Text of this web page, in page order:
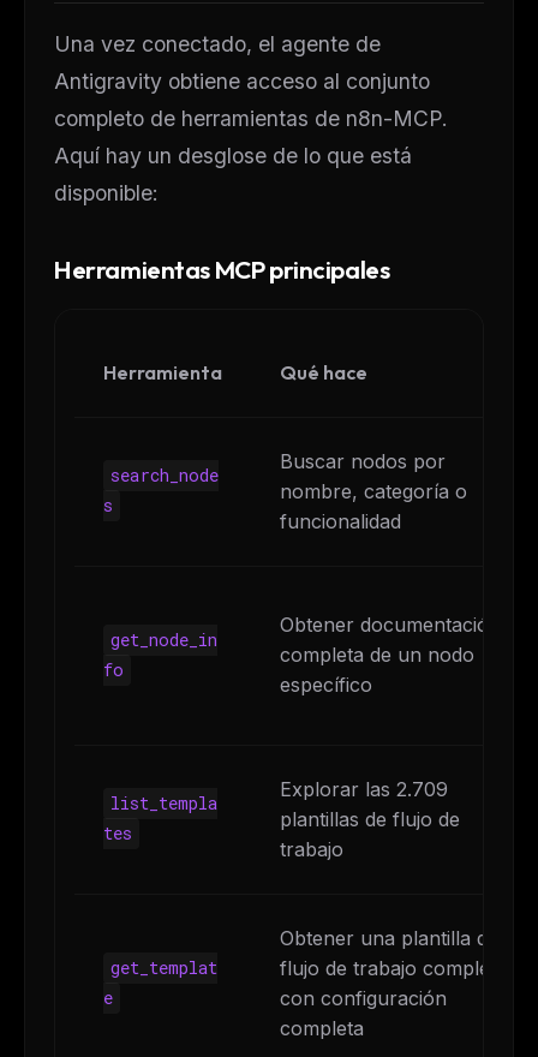
Una vez conectado, el agente de
Antigravity obtiene acceso al conjunto
completo de herramientas de n8n-MCP.
Aquí hay un desglose de lo que está
disponible:
Herramientas MCP principales
Herramienta Qué hace
search_node
s
Buscar nodos por
nombre, categoría o
funcionalidad
get_node_in
fo
Obtener documentación
completa de un nodo
específico
list_templa
tes
Explorar las 2.709
plantillas de flujo de
trabajo
get_templat
e
Obtener una plantilla de
flujo de trabajo completa
con configuración
completa